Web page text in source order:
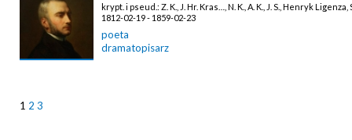
krypt. i pseud.: Z. K., J. Hr. Kras…, N. K., A. K., J. S., Henryk
1812-02-19 - 1859-02-23
poeta
dramatopisarz
1 2 3